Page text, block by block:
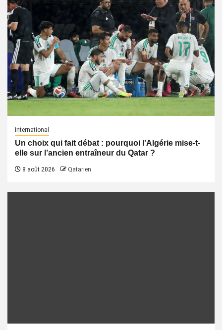
International
Un choix qui fait débat : pourquoi l’Algérie mise-t-
elle sur l’ancien entraîneur du Qatar ?
8 août 2026 Qatarien